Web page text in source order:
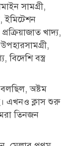
সামগ্রী,
ইমিটেশন
খাদ্য,
বস্ত্র
অষ্টম
এখনও ক্লাস শুরু
তিনজন